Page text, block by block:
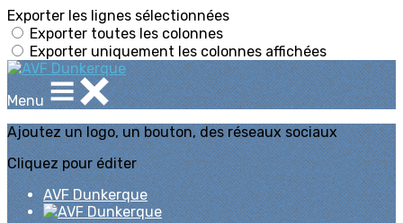
Exporter les lignes sélectionnées
Exporter toutes les colonnes
Exporter uniquement les colonnes affichées
Menu
Ajoutez un logo, un bouton, des réseaux sociaux
Cliquez pour éditer
AVF Dunkerque